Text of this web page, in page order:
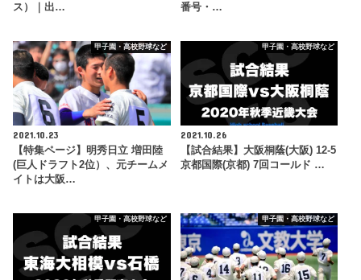
ス）｜出…
番号・…
甲子園・高校野球など
2021.10.23
【特集ページ】明秀日立 増田陸
(巨人ドラフト2位）、元チームメ
イトは大阪…
甲子園・高校野球など
2021.10.26
【試合結果】大阪桐蔭(大阪) 12-5
京都国際(京都) 7回コールド …
甲子園・高校野球など 甲子園・高校野球など